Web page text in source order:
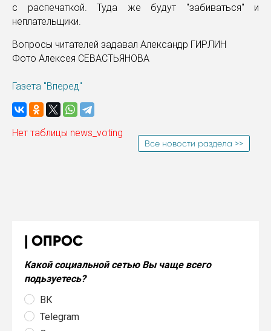
с распечаткой. Туда же будут "забиваться" и
неплательщики.
Вопросы читателей задавал Александр ГИРЛИН
Фото Алексея СЕВАСТЬЯНОВА
Газета "Вперед"
Нет таблицы news_voting
Все новости раздела >>
ОПРОС
Какой социальной сетью Вы чаще всего
подьзуетесь?
ВК
Telegram